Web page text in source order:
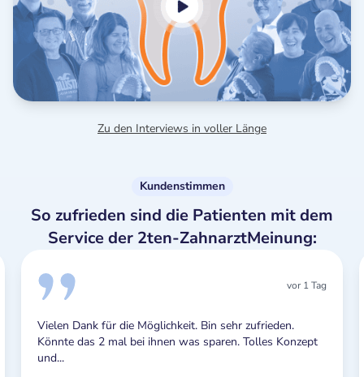
Zu den Interviews in voller Länge
Kundenstimmen
So zufrieden sind die Patienten mit dem
Service der 2ten-ZahnarztMeinung:
vor 1 Tag
Vielen Dank für die Möglichkeit. Bin sehr zufrieden.
Könnte das 2 mal bei ihnen was sparen. Tolles Konzept
und...